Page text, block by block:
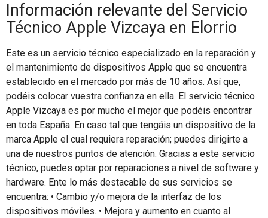
Información relevante del Servicio
Técnico Apple Vizcaya en Elorrio
Este es un servicio técnico especializado en la reparación y
el mantenimiento de dispositivos Apple que se encuentra
establecido en el mercado por más de 10 años. Así que,
podéis colocar vuestra confianza en ella. El servicio técnico
Apple Vizcaya es por mucho el mejor que podéis encontrar
en toda España. En caso tal que tengáis un dispositivo de la
marca Apple el cual requiera reparación; puedes dirigirte a
una de nuestros puntos de atención. Gracias a este servicio
técnico, puedes optar por reparaciones a nivel de software y
hardware. Ente lo más destacable de sus servicios se
encuentra: • Cambio y/o mejora de la interfaz de los
dispositivos móviles. • Mejora y aumento en cuanto al